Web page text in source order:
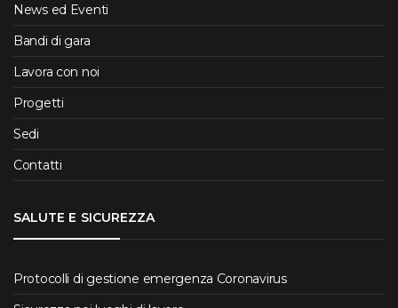
News ed Eventi
Bandi di gara
Lavora con noi
Progetti
Sedi
Contatti
SALUTE E SICUREZZA
Protocolli di gestione emergenza Coronavirus